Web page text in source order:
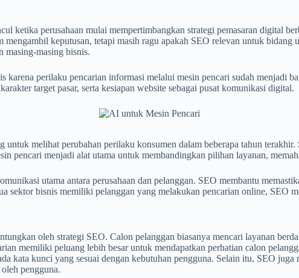
ketika perusahaan mulai mempertimbangkan strategi pemasaran digital
keputusan, tetapi masih ragu apakah SEO relevan untuk bidang
masing-masing bisnis.
karena perilaku pencarian informasi melalui mesin pencari sudah menjadi
target pasar, serta kesiapan website sebagai pusat komunikasi digital.
melihat perubahan perilaku konsumen dalam beberapa tahun
pencari menjadi alat utama untuk membandingkan pilihan layanan,
utama antara perusahaan dan pelanggan. SEO membantu
sektor bisnis memiliki pelanggan yang melakukan pencarian online, SEO
oleh strategi SEO. Calon pelanggan biasanya mencari layanan
memiliki peluang lebih besar untuk mendapatkan perhatian calon
kata kunci yang sesuai dengan kebutuhan pengguna. Selain itu, SEO
pengguna.